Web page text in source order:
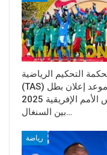
التحكيم الرياضية
(TAS) تحدد موعد إعلان بطل
كأس الأمم الإفريقية 2025
بين السنغال…
رياضة